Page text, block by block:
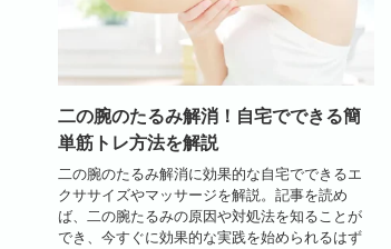
二の腕のたるみ解消！自宅でできる簡
単筋トレ方法を解説
二の腕のたるみ解消に効果的な自宅でできるエ
クササイズやマッサージを解説。記事を読め
ば、二の腕たるみの原因や対処法を知ることが
でき、今すぐに効果的な実践を始められるはず